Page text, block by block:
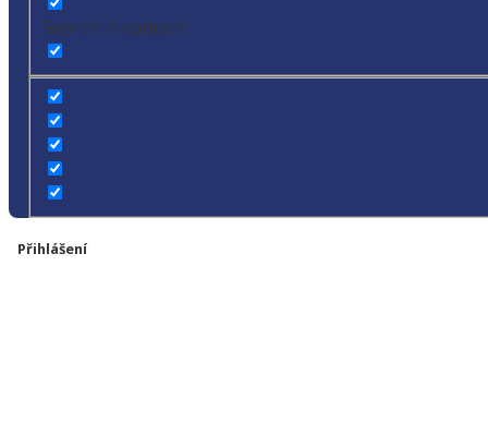
Přihlášení
Search in content